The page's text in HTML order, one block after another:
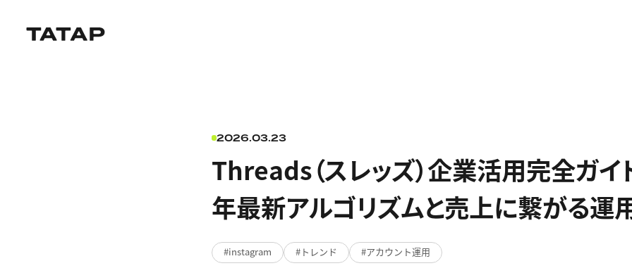
2026.03.23
Threads（スレッズ）企業活用完全ガ
年最新アルゴリズムと売上に繋がる運
instagram トレンド アカウント運用